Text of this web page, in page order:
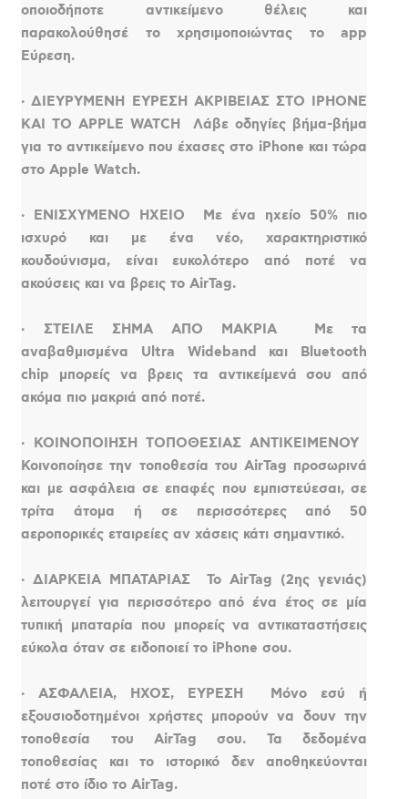
οποιοδήποτε αντικείμενο θέλεις και
παρακολούθησέ το χρησιμοποιώντας το app
Εύρεση.
· ΔΙΕΥΡΥΜΕΝΗ ΕΥΡΕΣΗ ΑΚΡΙΒΕΙΑΣ ΣΤΟ IPHONE
ΚΑΙ ΤΟ APPLE WATCH  Λάβε οδηγίες βήμα-βήμα
για το αντικείμενο που έχασες στο iPhone και τώρα
στο Apple Watch.
· ΕΝΙΣΧΥΜΕΝΟ ΗΧΕΙΟ  Με ένα ηχείο 50% πιο
ισχυρό και με ένα νέο, χαρακτηριστικό
κουδούνισμα, είναι ευκολότερο από ποτέ να
ακούσεις και να βρεις το AirTag.
· ΣΤΕΙΛΕ ΣΗΜΑ ΑΠΟ ΜΑΚΡΙΑ  Με τα
αναβαθμισμένα Ultra Wideband και Bluetooth
chip μπορείς να βρεις τα αντικείμενά σου από
ακόμα πιο μακριά από ποτέ.
· ΚΟΙΝΟΠΟΙΗΣΗ ΤΟΠΟΘΕΣΙΑΣ ΑΝΤΙΚΕΙΜΕΝΟΥ 
Κοινοποίησε την τοποθεσία του AirTag προσωρινά
και με ασφάλεια σε επαφές που εμπιστεύεσαι, σε
τρίτα άτομα ή σε περισσότερες από 50
αεροπορικές εταιρείες αν χάσεις κάτι σημαντικό.
· ΔΙΑΡΚΕΙΑ ΜΠΑΤΑΡΙΑΣ  Το AirTag (2ης γενιάς)
λειτουργεί για περισσότερο από ένα έτος σε μία
τυπική μπαταρία που μπορείς να αντικαταστήσεις
εύκολα όταν σε ειδοποιεί το iPhone σου.
· ΑΣΦΑΛΕΙΑ, ΗΧΟΣ, ΕΥΡΕΣΗ  Μόνο εσύ ή
εξουσιοδοτημένοι χρήστες μπορούν να δουν την
τοποθεσία του AirTag σου. Τα δεδομένα
τοποθεσίας και το ιστορικό δεν αποθηκεύονται
ποτέ στο ίδιο το AirTag.